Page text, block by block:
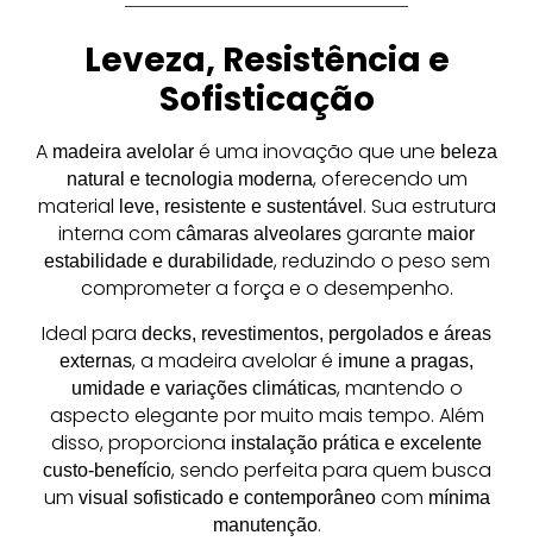
Leveza, Resistência e
Sofisticação
A madeira avelolar é uma inovação que une beleza
natural e tecnologia moderna, oferecendo um
material leve, resistente e sustentável . Sua estrutura
interna com câmaras alveolares garante maior
estabilidade e durabilidade, reduzindo o peso sem
comprometer a força e o desempenho.
Ideal para decks, revestimentos, pergolados e áreas
externas, a madeira avelolar é imune a pragas,
umidade e variações climáticas, mantendo o
aspecto elegante por muito mais tempo. Além
disso, proporciona instalação prática e excelente
custo-benefício, sendo perfeita para quem busca
um visual sofisticado e contemporâneocom mínima
manutenção.